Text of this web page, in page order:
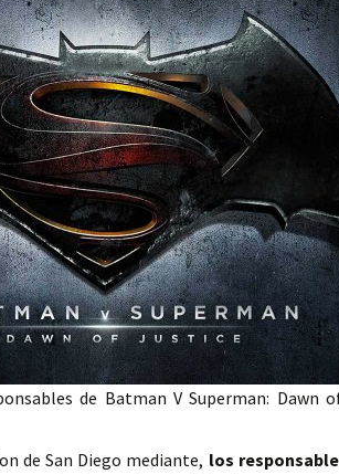
de Batman V Superman: Dawn
de San Diego mediante, los